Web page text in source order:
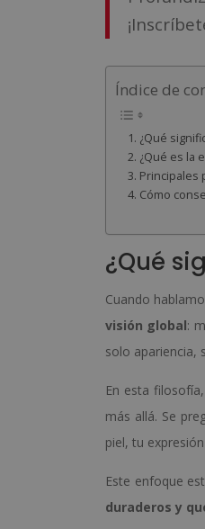
Índice de
¿Qué
¿Qué es la
Principales
Cómo
¿Qué
Cuando
visión global:
solo apariencia,
En esta
más allá. Se
piel, tu
Este enfoque
duraderos y